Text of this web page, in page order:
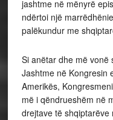
jashtme në mënyrë
ndërtoi një
palëkundur me
Si anëtar dhe më vonë
Jashtme në Kongresin
Amerikës,
më i qëndrueshëm në
drejtave të shqiptarëve